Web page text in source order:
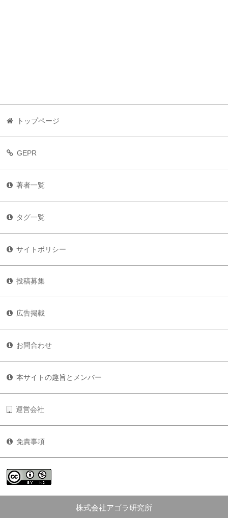
トップページ
GEPR
著者一覧
タグ一覧
サイトポリシー
投稿募集
広告掲載
お問合わせ
本サイトの趣旨とメンバー
運営会社
免責事項
株式会社アゴラ研究所